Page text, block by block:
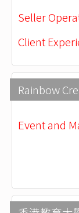
Seller
Client
Rainbow
Event and